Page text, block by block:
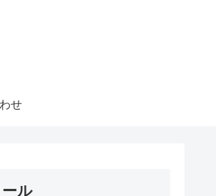
せ
ル